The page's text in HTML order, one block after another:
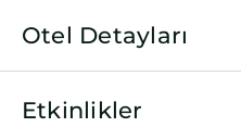
Otel Detayları
Etkinlikler